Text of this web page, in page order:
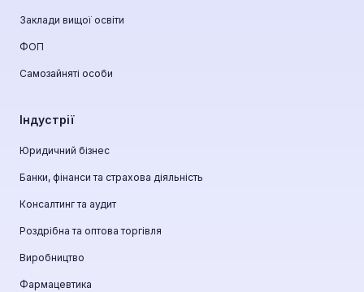
Заклади вищої освіти
ФОП
Самозайняті особи
Індустрії
Юридичний бізнес
Банки, фінанси та страхова діяльність
Консалтинг та аудит
Роздрібна та оптова торгівля
Виробництво
Фармацевтика